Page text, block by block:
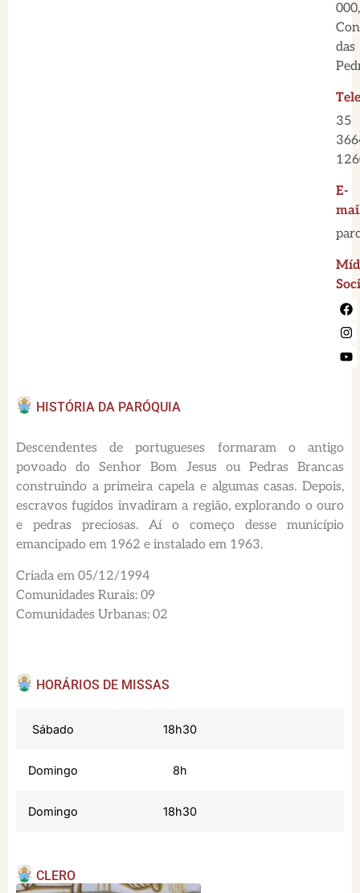
000,
das
35
E-
HISTÓRIA DA PARÓQUIA
Descendentes de portugueses formaram o antigo
povoado do Senhor Bom Jesus ou Pedras Brancas
construindo a primeira capela e algumas casas. Depois,
escravos fugidos invadiram a região, explorando o ouro
e pedras preciosas. Aí o começo desse município
emancipado em 1962 e instalado em 1963.
Criada em 05/12/1994
Comunidades Rurais: 09
Comunidades Urbanas: 02
HORÁRIOS DE MISSAS
Sábado 18h30
Domingo 8h
Domingo 18h30
CLERO